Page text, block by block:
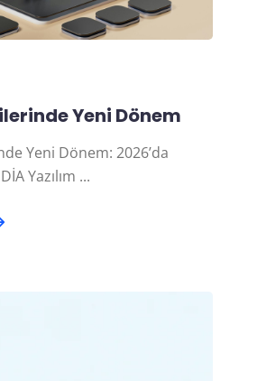
Yeni Dönem
Yeni Dönem: 2026’da
Yazılım ...